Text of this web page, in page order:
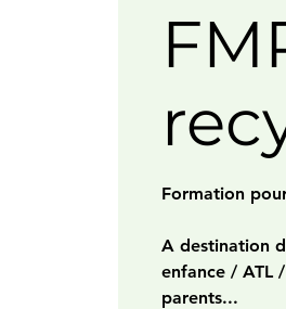
Formation
A destination
enfance / ATL
parents...